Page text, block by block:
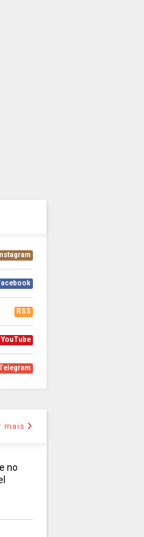
Instagram
RSS
YouTube
mais
no